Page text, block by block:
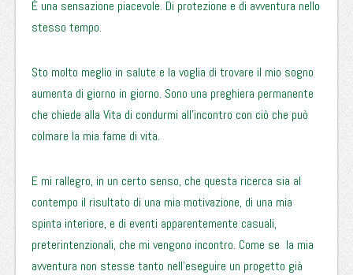
È una sensazione piacevole. Di protezione e di avventura nello
stesso tempo.
Sto molto meglio in salute e la voglia di trovare il mio sogno
aumenta di giorno in giorno. Sono una preghiera permanente
che chiede alla Vita di condurmi all’incontro con ciò che può
colmare la mia fame di vita.
E mi rallegro, in un certo senso, che questa ricerca sia al
contempo il risultato di una mia motivazione, di una mia
spinta interiore, e di eventi apparentemente casuali,
preterintenzionali, che mi vengono incontro. Come se la mia
avventura non stesse tanto nell’eseguire un progetto già